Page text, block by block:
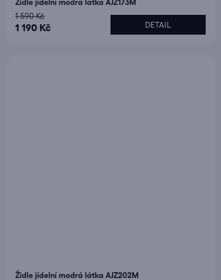
1 190 Kč
1 590 Kč
DETAIL
Židle jídelní modrá látka AJZ202M